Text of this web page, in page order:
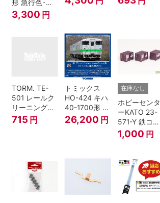
形 急行色･一
段窓 Ｔ Nゲー
ジ
3,300 円
TORM. TE-
501 レールク
リーニングリ
キッド 100ml
715 円
トミックス
HO-424 キハ
40-1700形 タ
イフォン撤去
車 M HOゲー
26,200 円
在庫なし
ホビーセンタ
ーKATO 23-
571-Y 鉄コン
2021コンテナ
3個セット N
1,000 円